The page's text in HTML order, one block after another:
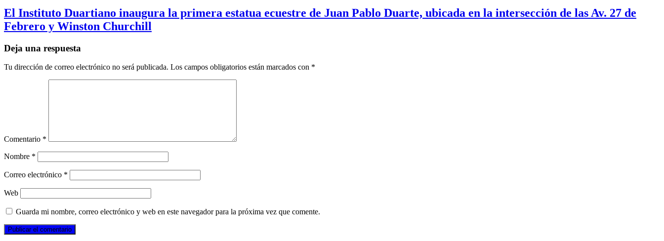
El Instituto Duartiano inaugura la primera estatua ecuestre de Juan Pablo Duarte, ubicada en la intersección de las Av. 27 de
Febrero y Winston Churchill
Deja una respuesta
Tu dirección de correo electrónico no será publicada. Los campos obligatorios están marcados con *
Comentario *
Nombre *
Correo electrónico *
Web
Guarda mi nombre, correo electrónico y web en este navegador para la próxima vez que comente.